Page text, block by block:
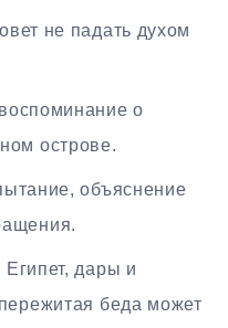
не падать духом
о
острове.
объяснение
дары и
беда может